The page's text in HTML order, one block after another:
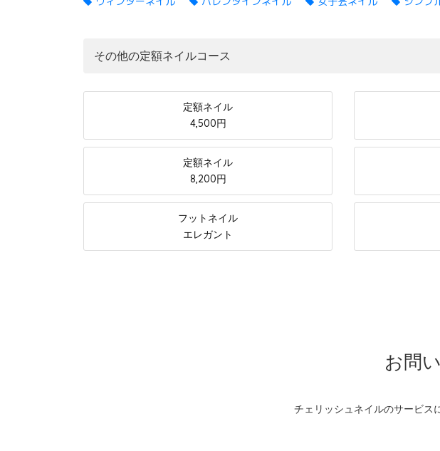
その他の定額ネイルコース
定額ネイル
4,500円
定額ネイル
8,200円
フットネイル
エレガント
お問
チェリッシュネイルのサービス